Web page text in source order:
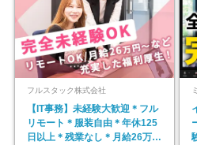
フルスタック株式会社
【IT事務】未経験大歓迎＊フル
リモート＊服装自由＊年休125
日以上＊残業なし＊月給26万円